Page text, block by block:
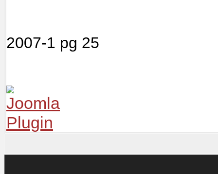
2007-1 pg 25